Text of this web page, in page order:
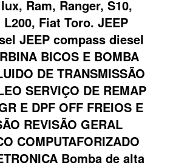
Ram, Ranger, S10,
Fiat Toro. JEEP
JEEP compass diesel
BICOS E BOMBA
DE TRANSMISSÃO
SERVIÇO DE REMAP
E DPF OFF FREIOS E
REVISÃO GERAL
COMPUTAFORIZADO
Bomba de alta